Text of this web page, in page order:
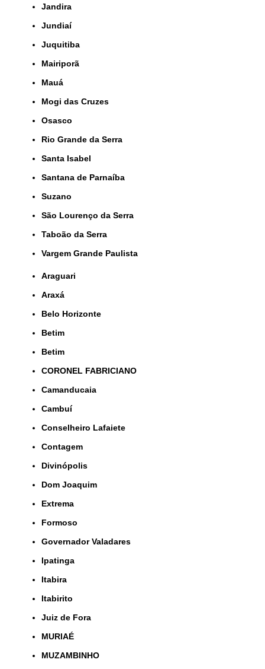
Jandira
Jundiaí
Juquitiba
Mairiporã
Mauá
Mogi das Cruzes
Osasco
Rio Grande da Serra
Santa Isabel
Santana de Parnaíba
Suzano
São Lourenço da Serra
Taboão da Serra
Vargem Grande Paulista
Araguari
Araxá
Belo Horizonte
Betim
Betim
CORONEL FABRICIANO
Camanducaia
Cambuí
Conselheiro Lafaiete
Contagem
Divinópolis
Dom Joaquim
Extrema
Formoso
Governador Valadares
Ipatinga
Itabira
Itabirito
Juiz de Fora
MURIAÉ
MUZAMBINHO